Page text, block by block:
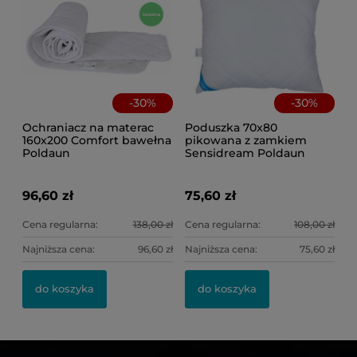
-30%
Ochraniacz na materac
160x200 Comfort bawełna
Poldaun
96,60 zł
Cena regularna: 138,00 zł
Najniższa cena: 96,60 zł
do koszyka
-30%
Poduszka 70x80
pikowana z zamkiem
Sensidream Poldaun
75,60 zł
Cena regularna: 108,00 zł
Najniższa cena: 75,60 zł
do koszyka